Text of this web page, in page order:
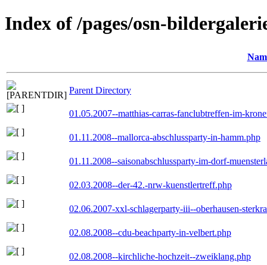
Index of /pages/osn-
Parent Directory
01.05.2007--matthias-carras-fanclubtreffen-im-
01.11.2008--mallorca-abschlussparty-in-hamm.php
01.11.2008--saisonabschlussparty-im-dorf-
02.03.2008--der-42.-nrw-kuenstlertreff.php
02.06.2007-xxl-schlagerparty-iii--oberhausen-
02.08.2008--cdu-beachparty-in-velbert.php
02.08.2008--kirchliche-hochzeit--zweiklang.php